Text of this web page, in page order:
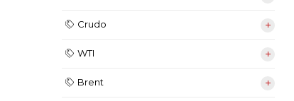
Crudo
WTI
Brent